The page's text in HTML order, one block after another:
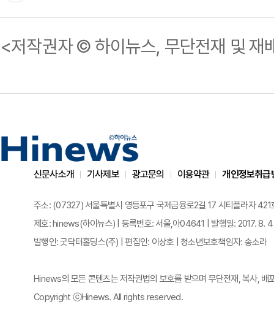
<저작권자 © 하이뉴스, 무단전재 및 재
신문사소개 기사제보 광고문의 이용약관 개인정보취급
주소: (07327) 서울특별시 영등포구 국제금융로2길 17 시티플라자
제호: hinews(하이뉴스) | 등록번호: 서울,아04641 | 발행일: 2017. 8. 4
발행인: 굿닥터홀딩스(주) | 편집인: 이상호 | 청소년보호책임자: 송소라
Hinews의 모든 콘텐츠는 저작권법의 보호를 받으며 무단전재, 복사, 배
Copyright ⓒHinews. All rights reserved.